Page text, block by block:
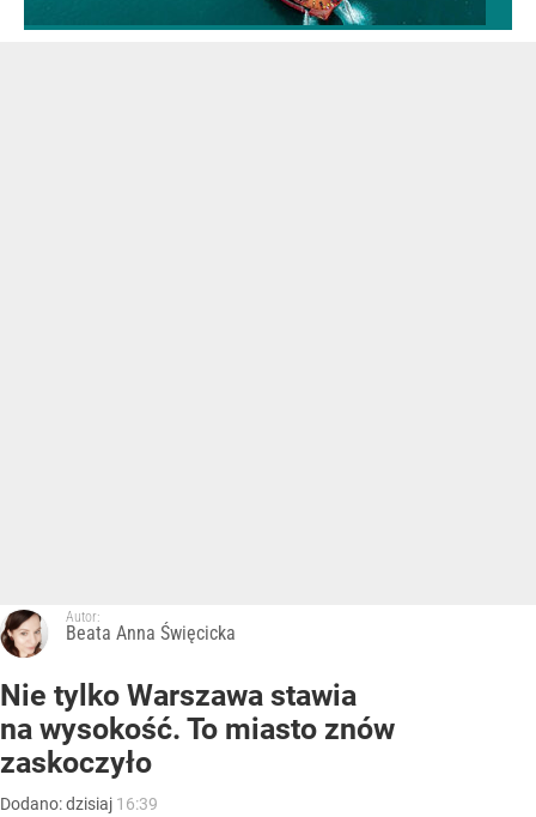
Autor:
Beata Anna Święcicka
Nie tylko Warszawa stawia
na wysokość. To miasto znów
zaskoczyło
Dodano:dzisiaj 16:39